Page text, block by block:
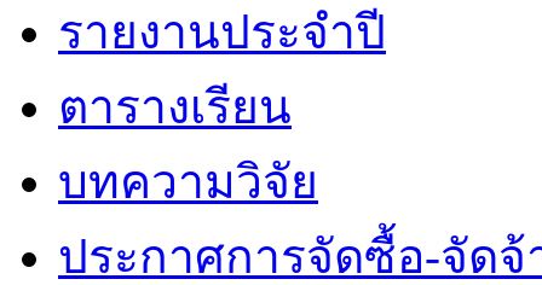
รายงานประจำปี
ตารางเรียน
บทความวิจัย
ประกาศการจัดซื้อ-จัดจ้